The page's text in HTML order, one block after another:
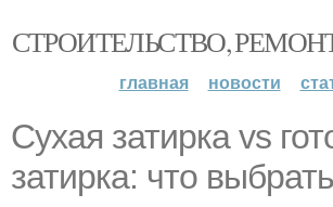
СТРОИТЕЛЬСТВО,
главная новости
Сухая затирка vs
затирка: что выбрать